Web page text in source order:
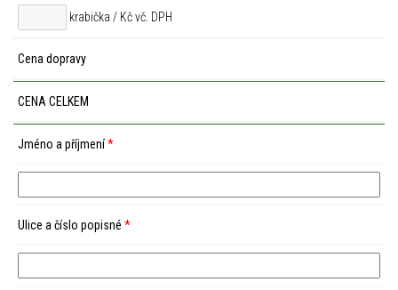
krabička / Kč vč. DPH
Cena dopravy
CENA CELKEM
Jméno a příjmení*
Ulice a číslo popisné *